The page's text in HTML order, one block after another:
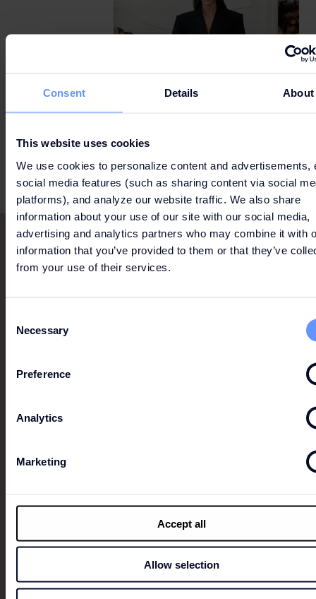
Consent Details About
This website uses cookies
We use cookies to personalize content and advertisements,
social media features (such as sharing content via social
platforms), and analyze our website traffic. We also share
information about your use of our site with our social media,
advertising and analytics partners who may combine it with
information that you’ve provided to them or that they’ve
from your use of their services.
Selection
Necessary
Preference
Analytics
Marketing
Accept all
Allow selection
Zobrazit vše
CALVIN KLEIN
Calvin Klein oslavuje neomezené sebevyjádření. Od